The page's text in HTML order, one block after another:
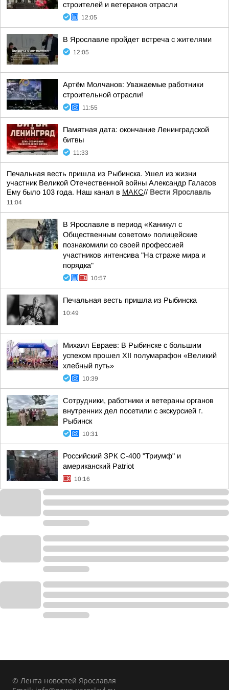
строителей и ветеранов отрасли
12:05
В Ярославле пройдет встреча с жителями
12:05
Артём Молчанов: Уважаемые работники
строительной отрасли!
11:55
Памятная дата: окончание Ленинградской
битвы
11:33
Печальная весть пришла из Рыбинска. Ушел из жизни
участник Великой Отечественной войны Александр Галасов
Ему было 103 года. Наш канал в МАКС// Вести Ярославль
11:04
В Ярославле в период «Каникул с
Общественным советом» полицейские
познакомили со своей профессией
участников интенсива "На страже мира и
порядка"
10:57
Печальная весть пришла из Рыбинска
10:49
Михаил Евраев: В Рыбинске с большим
успехом прошел XII полумарафон «Великий
хлебный путь»
10:39
Сотрудники, работники и ветераны органов
внутренних дел посетили с экскурсией г.
Рыбинск
10:31
Российский ЗРК С-400 "Триумф" и
американский Patriot
10:16
© Лента новостей Ярославля